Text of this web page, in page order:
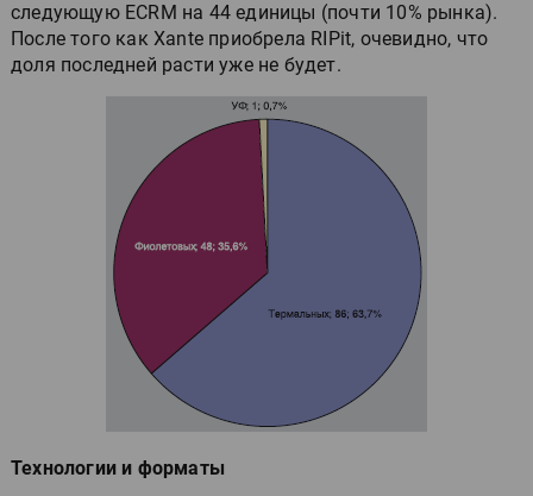
следующую ECRM на 44 единицы (почти 10% рынка).
После того как Xante приобрела RIPit, очевидно, что
доля последней расти уже не будет.
Технологии и форматы